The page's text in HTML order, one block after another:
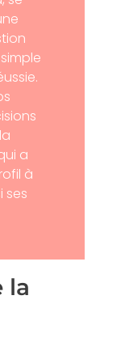
a
à
ses
la